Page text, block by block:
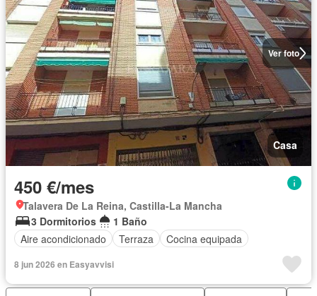
Ver foto
Casa
450 €/mes
Talavera De La Reina, Castilla-La Mancha
3 Dormitorios
1 Baño
Aire acondicionado
Terraza Cocina equipada
8 jun 2026 en Easyavvisi